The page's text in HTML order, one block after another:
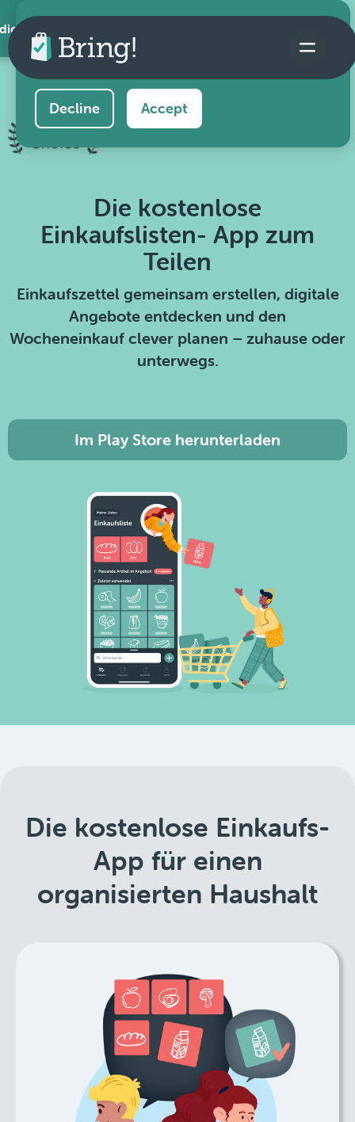
AppThis website uses cookies to ensure you get the
best experience on our website.
Decline Accept
Die kostenlose
Einkaufslisten- App zum
Teilen
Einkaufszettel gemeinsam erstellen, digitale
Angebote entdecken und den
Wocheneinkauf clever planen – zuhause oder
unterwegs.
Im Play Store herunterladen
Die kostenlose Einkaufs-
App für einen
organisierten Haushalt